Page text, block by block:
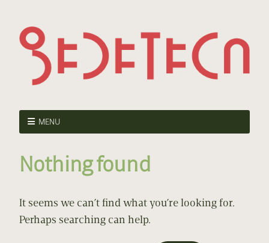
MENU
Nothing found
It seems we can’t find what you’re looking for.
Perhaps searching can help.